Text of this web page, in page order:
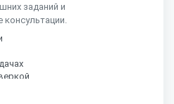
заданий и